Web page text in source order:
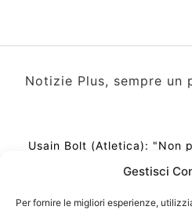
Gestisci
Per fornire le migliori esperienze,
Notizie Plus, sempre un
Usain Bolt (Atletica): "Non